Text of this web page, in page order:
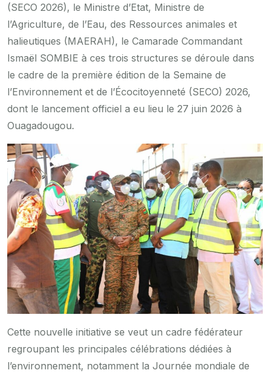
(SECO 2026), le Ministre d’Etat, Ministre de
l’Agriculture, de l’Eau, des Ressources animales et
halieutiques (MAERAH), le Camarade Commandant
Ismaël SOMBIE à ces trois structures se déroule dans
le cadre de la première édition de la Semaine de
l’Environnement et de l’Écocitoyenneté (SECO) 2026,
dont le lancement officiel a eu lieu le 27 juin 2026 à
Ouagadougou.
Cette nouvelle initiative se veut un cadre fédérateur
regroupant les principales célébrations dédiées à
l’environnement, notamment la Journée mondiale de